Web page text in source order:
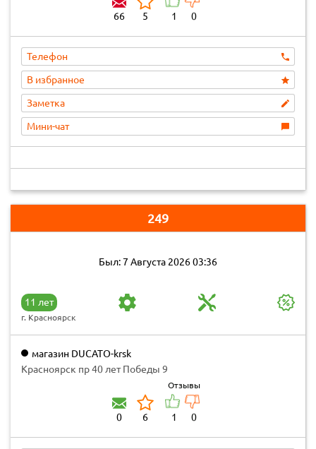
66 5 1 0
Телефон
В избранное
Заметка
Мини-чат
249
Был: 7 Августа 2026 03:36
11 лет
г. Красноярск
магазин DUCATO-krsk
Красноярск пр 40 лет Победы 9
0 6
Отзывы
1 0